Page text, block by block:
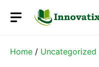
Home / Uncategorized